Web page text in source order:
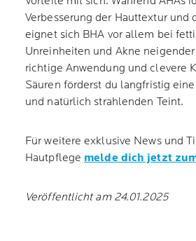
Verbesserung der Hauttextur und
eignet sich BHA vor allem bei
Unreinheiten und Akne
richtige Anwendung und clevere
Säuren förderst du langfristig
und natürlich strahlenden Teint.
Für weitere exklusive News und
Hautpflege melde dich jetzt
Veröffentlicht am 24.01.2025